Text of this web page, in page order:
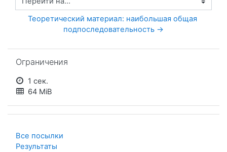
Перейти на...
Теоретический материал: наибольшая общая
подпоследовательность →
Ограничения
1 сек.
64 MiB
Все посылки
Результаты